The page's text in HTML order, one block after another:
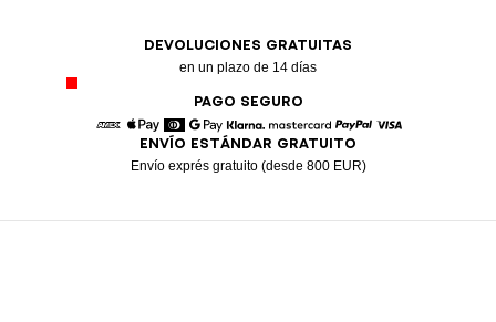
DEVOLUCIONES GRATUITAS
en un plazo de 14 días
PAGO SEGURO
American Express
Apple Pay
DinersGoogle Pay
Klarna MastercardPaypal
ENVÍO ESTÁNDAR GRATUITO
Envío exprés gratuito (desde 800 EUR)